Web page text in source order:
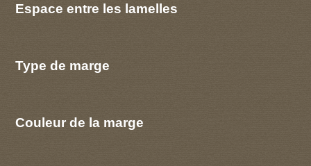
Espace entre les lamelles
Type de marge
Couleur de la marge